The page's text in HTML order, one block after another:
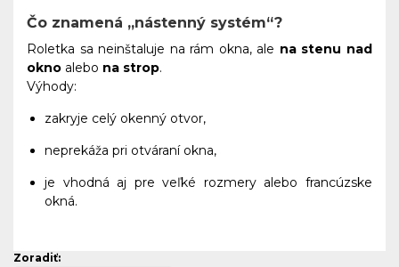
Čo znamená „nástenný systém“?
Roletka sa neinštaluje na rám okna, ale na stenu nad
okno alebo na strop.
Výhody:
zakryje celý okenný otvor,
neprekáža pri otváraní okna,
je vhodná aj pre veľké rozmery alebo francúzske
okná.
Zoradiť: